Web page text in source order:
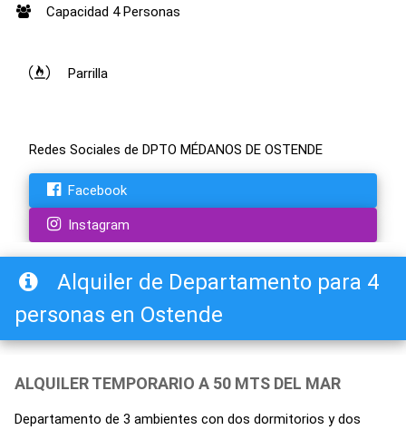
Capacidad 4 Personas
Parrilla
Redes Sociales de DPTO MÉDANOS DE OSTENDE
Facebook
Instagram
Alquiler de Departamento para 4
personas en Ostende
ALQUILER TEMPORARIO A 50 MTS DEL MAR
Departamento de 3 ambientes con dos dormitorios y dos